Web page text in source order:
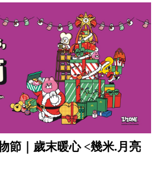
節｜歲末暖心 <幾米.月亮